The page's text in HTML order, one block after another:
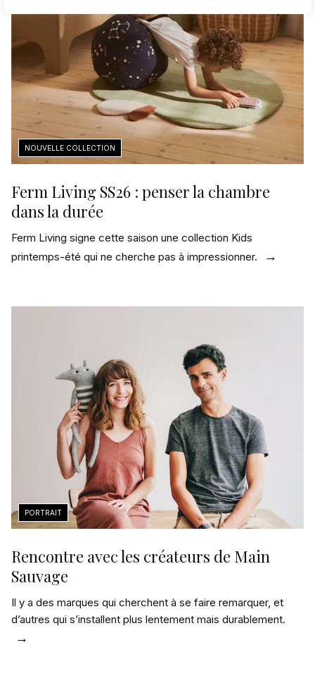
Ferm Living SS26 : penser la chambre
dans la durée
Ferm Living signe cette saison une collection Kids
printemps-été qui ne cherche pas à impressionner.
Rencontre avec les créateurs de Main
Sauvage
Il y a des marques qui cherchent à se faire remarquer, et
d’autres qui s’installent plus lentement mais durablement.